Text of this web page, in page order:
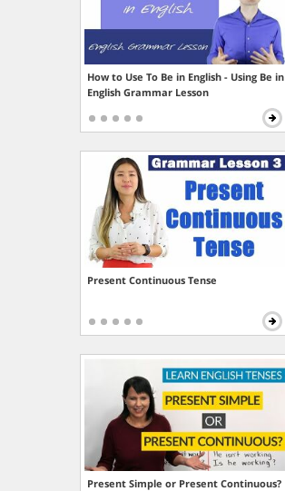
How to Use To Be in English - Using Be in
English Grammar Lesson
Present Continuous Tense
Present Simple or Present Continuous?